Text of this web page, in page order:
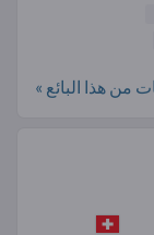
من هذا البائع »